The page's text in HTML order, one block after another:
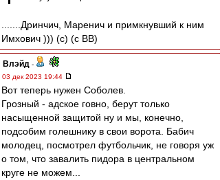
.......Дринчич, Маренич и примкнувший к ним
Имхович ))) (с) (с ВВ)
Влэйд -
03 дек 2023 19:44
Вот теперь нужен Соболев.
Грозный - адское говно, берут только
насыщенной защитой ну и мы, конечно,
подсобим голешнику в свои ворота. Бабич
молодец, посмотрел футбольчик, не говоря уж
о том, что завалить пидора в центральном
круге не можем...